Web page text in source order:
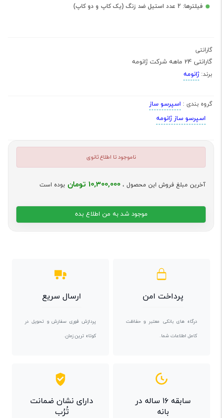
فیلترها: 2 عدد استیل ضد زنگ (یک کاپ و دو کاپ)
گارانتی
گارانتی 24 ماهه شرکت ژانومه
برند: ژانومه
گروه بندی : اسپرسو ساز
اسپرسو ساز ژانومه
ناموجود تا اطلاع ثانوی
آخرین مبلغ فروش این محصول ، 10,300,000 تومان بوده است
موجود شد به من اطلاع بده
پرداخت امن
درگاه های بانکی معتبر و حفاظت
کامل اطلاعات شما.
ارسال سریع
پردازش فوری سفارش و تحویل در
کوتاه ترین زمان.
سابقه ۱۶ ساله در
بانه
دارای نشان ضمانت
تُرُب